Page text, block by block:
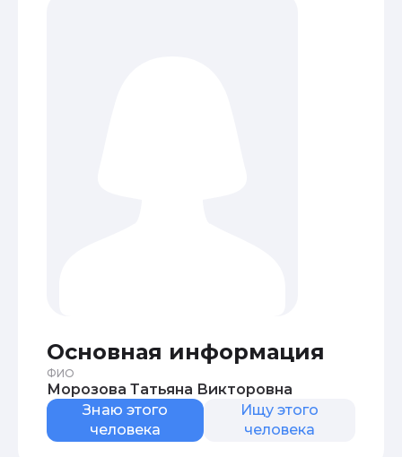
Основная информация
ФИО
Морозова Татьяна Викторовна
Знаю этого
человека
Ищу этого
человека